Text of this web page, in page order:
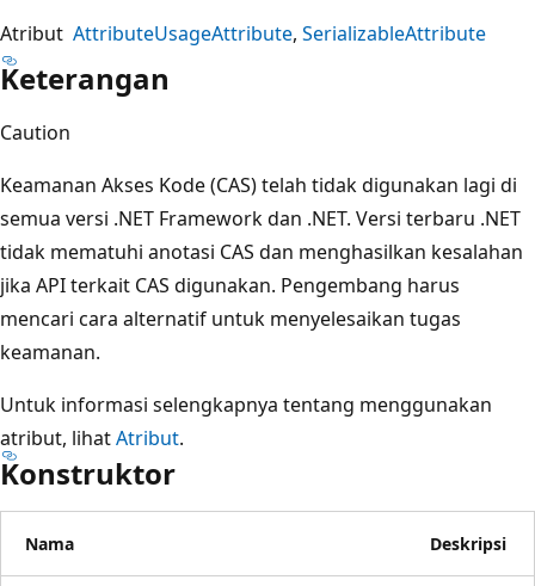
Atribut AttributeUsageAttribute SerializableAttribute
Keterangan
Caution
Keamanan Akses Kode (CAS) telah tidak digunakan lagi di
semua versi .NET Framework dan .NET. Versi terbaru .NET
tidak mematuhi anotasi CAS dan menghasilkan kesalahan
jika API terkait CAS digunakan. Pengembang harus
mencari cara alternatif untuk menyelesaikan tugas
keamanan.
Untuk informasi selengkapnya tentang menggunakan
atribut, lihatAtribut.
Konstruktor
Nama Deskripsi